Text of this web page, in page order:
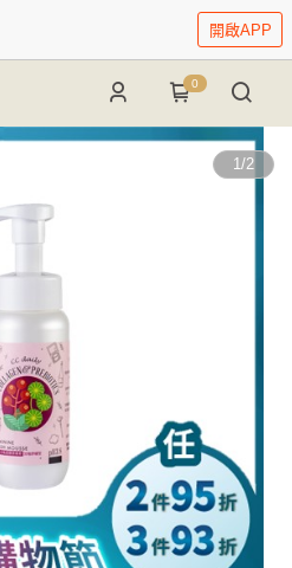
開啟APP
0
1/2